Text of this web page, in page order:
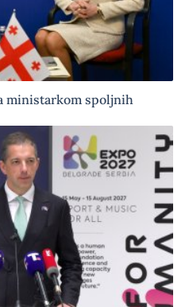
ministarkom spoljnih